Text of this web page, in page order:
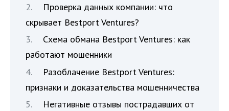
Проверка данных компании: что
скрывает Bestport Ventures?
Схема обмана Bestport Ventures: как
работают мошенники
Разоблачение Bestport Ventures:
признаки и доказательства мошенничества
Негативные отзывы пострадавших от